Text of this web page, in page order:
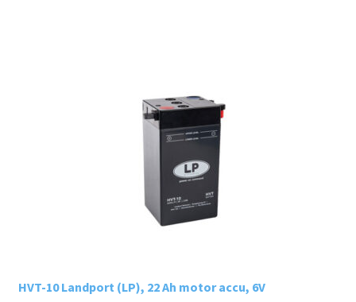
HVT-10 Landport (LP), 22 Ah motor accu, 6V